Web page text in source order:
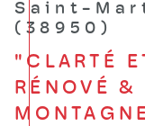
Saint-
(38950)
"CLARTÉ
RÉNOVÉ